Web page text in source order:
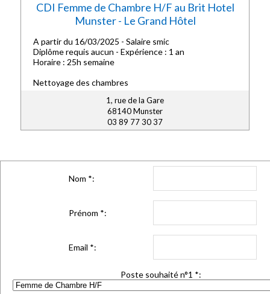
CDI Femme de Chambre H/F au Brit Hotel
Munster - Le Grand Hôtel
A partir du 16/03/2025 - Salaire smic
Diplôme requis aucun - Expérience : 1 an
Horaire : 25h semaine
Nettoyage des chambres
1, rue de la Gare
68140 Munster
03 89 77 30 37
Nom *:
Prénom *:
Email *:
Poste souhaité n°1 *: